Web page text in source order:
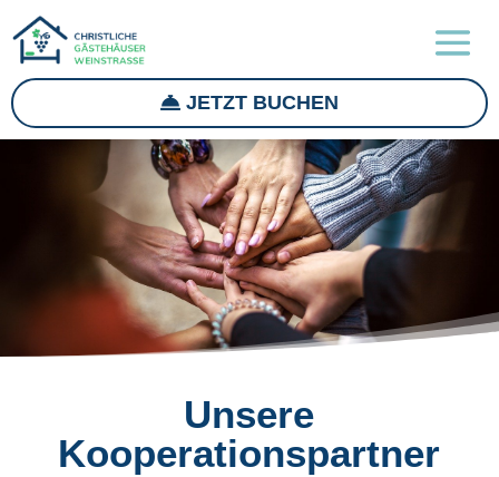
JETZT BUCHEN
Unsere
Kooperationspartner